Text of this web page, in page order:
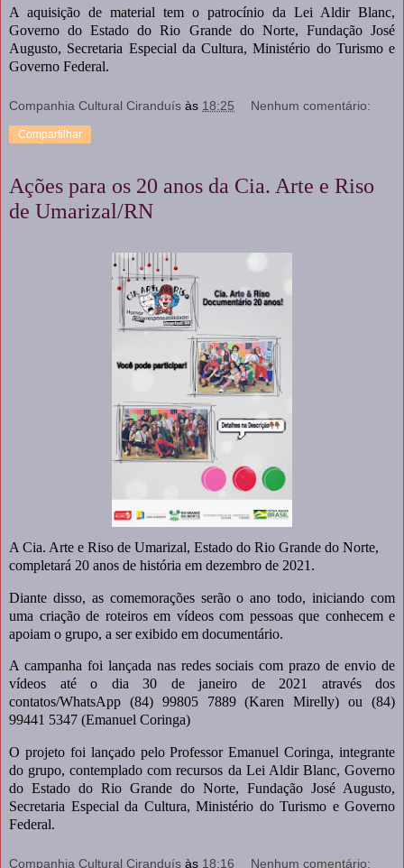
A aquisição de material tem o patrocínio da Lei Aldir Blanc,
Governo do Estado do Rio Grande do Norte, Fundação José
Augusto, Secretaria Especial da Cultura, Ministério do Turismo e
Governo Federal.
Companhia Cultural Ciranduís às 18:25 Nenhum comentário:
Compartilhar
Ações para os 20 anos da Cia. Arte e Riso
de Umarizal/RN
A Cia. Arte e Riso de Umarizal, Estado do Rio Grande do Norte,
completará 20 anos de história em dezembro de 2021.
Diante disso, as comemorações serão o ano todo, iniciando com
uma criação de roteiros em vídeos com pessoas que conhecem e
apoiam o grupo, a ser exibido em documentário.
A campanha foi lançada nas redes sociais com prazo de envio de
vídeos até o dia 30 de janeiro de 2021 através dos
contatos/WhatsApp (84) 99805 7889 (Karen Mirelly) ou (84)
99441 5347 (Emanuel Coringa)
O projeto foi lançado pelo Professor Emanuel Coringa, integrante
do grupo, contemplado com recursos da Lei Aldir Blanc, Governo
do Estado do Rio Grande do Norte, Fundação José Augusto,
Secretaria Especial da Cultura, Ministério do Turismo e Governo
Federal.
Companhia Cultural Ciranduís às 18:16 Nenhum comentário: